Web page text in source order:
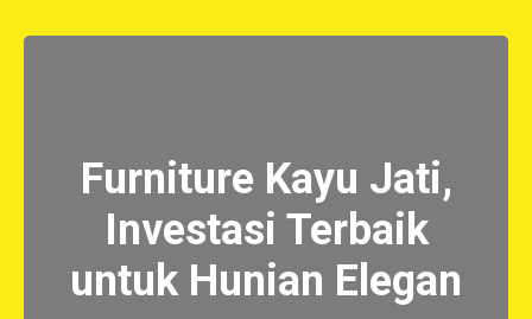
Furniture Kayu Jati,
Investasi Terbaik
untuk Hunian Elegan